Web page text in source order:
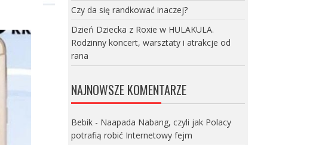
Czy da się randkować inaczej?
Dzień Dziecka z Roxie w HULAKULA.
Rodzinny koncert, warsztaty i atrakcje od
rana
NAJNOWSZE KOMENTARZE
Bebik- Naapada Nabang, czyli jak Polacy
potrafią robić Internetowy fejm